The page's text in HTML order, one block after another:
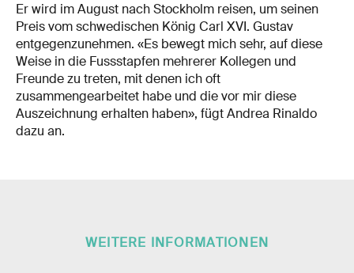
Er wird im August nach Stockholm reisen, um seinen
Preis vom schwedischen König Carl XVI. Gustav
entgegenzunehmen. «Es bewegt mich sehr, auf diese
Weise in die Fussstapfen mehrerer Kollegen und
Freunde zu treten, mit denen ich oft
zusammengearbeitet habe und die vor mir diese
Auszeichnung erhalten haben», fügt Andrea Rinaldo
dazu an.
WEITERE INFORMATIONEN